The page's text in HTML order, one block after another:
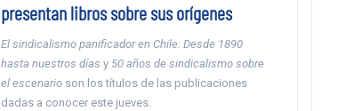
presentan libros sobre sus orígenes
El sindicalismo panificador en Chile: Desde 1890
hasta nuestros días y 50 años de sindicalismo sobre
el escenarioson los títulos de las publicaciones
dadas a conocer este jueves.